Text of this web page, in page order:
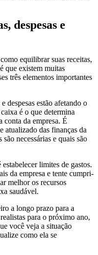
despesas e
equilibrar suas receitas,
que existem muitas
três elementos importantes
despesas estão afetando o
é o que determina
conta da empresa. É
atualizado das finanças da
necessárias e quais são
limites de gastos.
da empresa e tente cumpri-
melhor os recursos
saudável.
a longo prazo para a
para o próximo ano,
você veja a situação
como ela se